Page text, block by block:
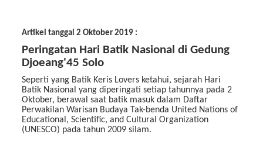
Artikel tanggal 2 Oktober 2019 :
Peringatan Hari Batik Nasional di Gedung
Djoeang'45 Solo
Seperti yang Batik Keris Lovers ketahui, sejarah Hari
Batik Nasional yang diperingati setiap tahunnya pada 2
Oktober, berawal saat batik masuk dalam Daftar
Perwakilan Warisan Budaya Tak-benda United Nations of
Educational, Scientific, and Cultural Organization
(UNESCO) pada tahun 2009 silam.